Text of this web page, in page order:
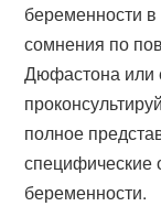
беременности в
сомнения по
Дюфастона или
полное
специфические
беременности.